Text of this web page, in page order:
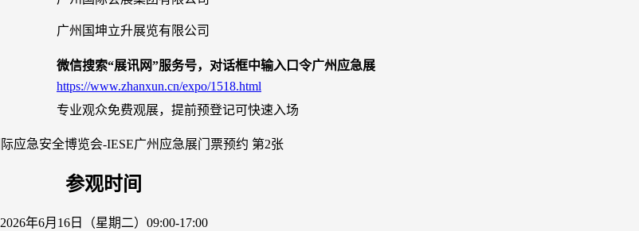
广州国坤立升展览有限公司
微信搜索“展讯网”服务号，对话框中输入口令广州应急展
https://www.zhanxun.cn/expo/1518.html
专业观众免费观展，提前预登记可快速入场
参观时间
2026年6月16日（星期二）09:00-17:00